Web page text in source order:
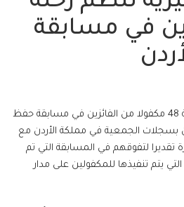
في مسابقة
أوفدت جمعية الشارقة الخيرية 48 مكفولا من الفائزين في مسابقة حفظ
بسجلات الجمعية في مملكة الأردن مع
تقديرا لتفوقهم في المسابقة التي تم
يتم تنفيذها للمكفولين على مدار